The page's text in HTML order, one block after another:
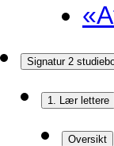
Signatur 2
1. Lær lettere
Oversikt